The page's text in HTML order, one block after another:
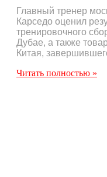
Главный тренер
Карседо оценил
тренировочного
Дубае, а также
Китая,
Читать полностью »